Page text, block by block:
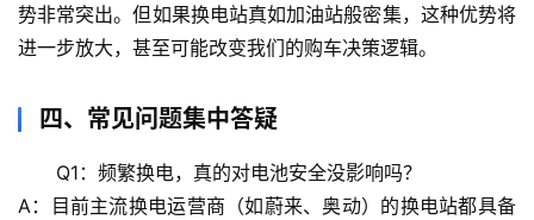
科
技
沿
理
势非常突出。但如果换电站真如加油站般密集，这种优势将
进一步放大，甚至可能改变我们的购车决策逻辑。
四、常见问题集中答疑
Q1：频繁换电，真的对电池安全没影响吗？
A：目前主流换电运营商（如蔚来、奥动）的换电站都具备